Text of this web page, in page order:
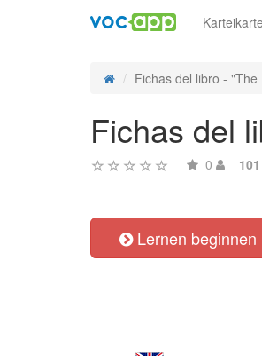
Fichas del libro -
Fichas del
0
Lernen beginnen